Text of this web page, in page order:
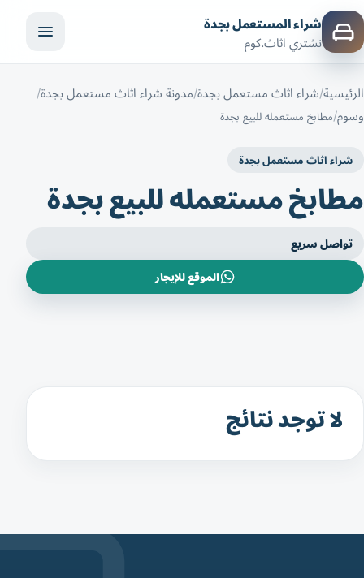
شراء المستعمل بجدة
نشتري اثاث.كوم
الرئيسية شراء اثاث مستعمل بجدة مدونة شراء اثاث مستعمل بجدة
وسوم مطابخ مستعمله للبيع بجدة
شراء اثاث مستعمل بجدة
مطابخ مستعمله للبيع بجدة
تواصل سريع
الموقع للإيجار
لا توجد نتائج